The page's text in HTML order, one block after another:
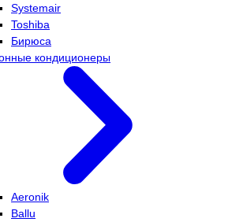
Systemair
Toshiba
Бирюса
кондиционеры
Aeronik
Ballu